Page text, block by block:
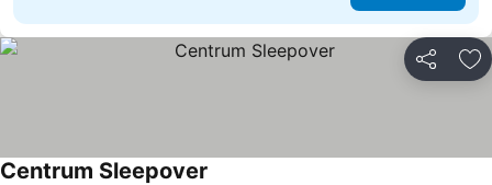
Del
Centrum Sleepover